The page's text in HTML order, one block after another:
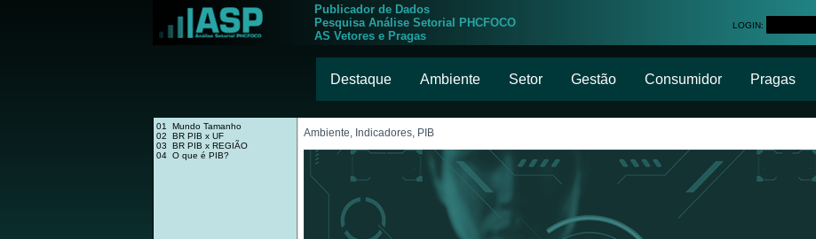
Publicador de Dados
Pesquisa Análise Setorial PHCFOCO
AS Vetores e Pragas
LOGIN:
Destaque Ambiente Setor Gestão Consumidor Pragas
01 Mundo Tamanho
02 BR PIB x UF
03 BR PIB x REGIÃO
04 O que é PIB?
Ambiente, Indicadores, PIB